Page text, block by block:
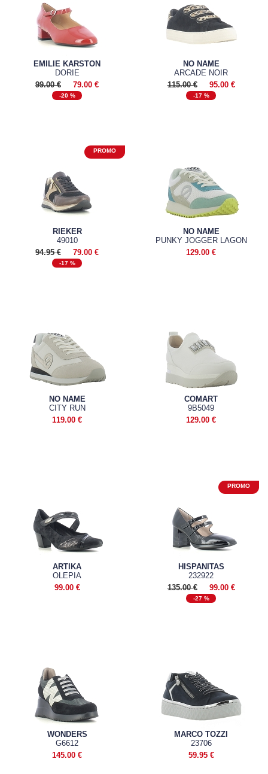
EMILIE KARSTON
DORIE
99.00 €
79.00 €
-20 %
NO NAME
ARCADE NOIR
115.00 €
95.00 €
-17 %
RIEKER
49010
94.95 €
79.00 €
-17 %
NO NAME
PUNKY JOGGER LAGON
129.00 €
NO NAME
CITY RUN
119.00 €
COMART
9B5049
129.00 €
ARTIKA
OLEPIA
99.00 €
HISPANITAS
232922
135.00 €
99.00 €
-27 %
WONDERS
G6612
145.00 €
MARCO TOZZI
23706
59.95 €